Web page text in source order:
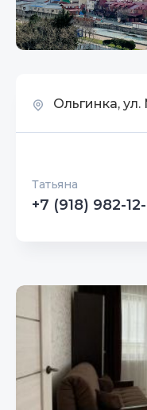
Ольгинка,
Татьяна
+7 (918) 982-